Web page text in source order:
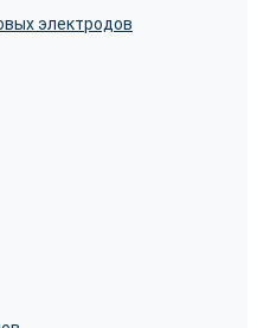
электродов